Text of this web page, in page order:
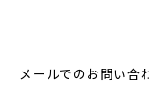
メールでのお問い合